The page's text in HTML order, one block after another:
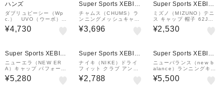
ハンズ
ダブリュピーシー（Wp
c.） UVO（ウーボ）
4way サンバイザー
ブラック
¥4,730
Super Sports XEBIO
&mall店
チャムス（CHUMS）ラ
ンニングメッシュキャッ
プ CH05-1478-Z407
¥3,696
Super Sports XEBIO
&mall店
ミズノ（MIZUNO）テニ
ス キャップ 帽子 62JW8
50070
¥2,530
Super Sports XEBIO
&mall店
ニューエラ（NEW ER
A）キャップ パフォーマ
ンスアパレル 9TWENTY
ZAMZA NEW ERA RUN
¥5,280
Super Sports XEBIO
&mall店
ナイキ（NIKE）ドライ
フィット クラブ アンス
トラクチャード フェザー
ライト キャップ FB568
¥2,788
Super Sports XEBIO
&mall店
ニューバランス（new b
alance）ランニングキャ
ップ 47 5パネル グラフ
ィック AC40718ATD
¥5,500